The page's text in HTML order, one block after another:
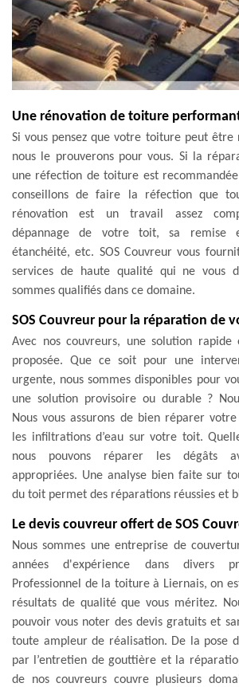
Une rénovation de toiture
Si vous pensez que votre toiture peut être
nous le prouverons pour vous. Si la
une réfection de toiture est
conseillons de faire la réfection que
rénovation est un travail assez
dépannage de votre toit, sa remise
étanchéité, etc. SOS Couvreur vous
services de haute qualité qui ne vous
sommes qualifiés dans ce domaine.
SOS Couvreur pour la réparation de
Avec nos couvreurs, une solution rapide
proposée. Que ce soit pour une
urgente, nous sommes disponibles pour
une solution provisoire ou durable ?
Nous vous assurons de bien réparer
les infiltrations d’eau sur votre toit.
nous pouvons réparer les dégâts
appropriées. Une analyse bien faite sur
du toit permet des réparations réussies et
Le devis couvreur offert de SOS
Nous sommes une entreprise de
années d'expérience dans divers
Professionnel de la toiture à Liernais, on
résultats de qualité que vous méritez.
pouvoir vous noter des devis gratuits et
toute ampleur de réalisation. De la pose
par l’entretien de gouttière et la
de nos couvreurs couvre plusieurs